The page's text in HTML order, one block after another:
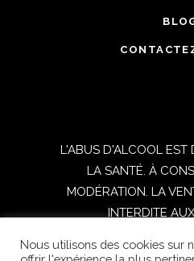
L'ABUS D'ALCOOL EST
LA SANTÉ. À
MODÉRATION. LA
INTERDITE
TOUS DROITS
Nous utilisons des cookies sur